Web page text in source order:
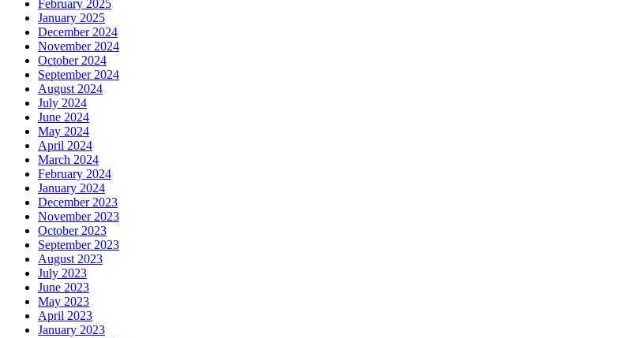
February 2025
January 2025
December 2024
November 2024
October 2024
September 2024
August 2024
July 2024
June 2024
May 2024
April 2024
March 2024
February 2024
January 2024
December 2023
November 2023
October 2023
September 2023
August 2023
July 2023
June 2023
May 2023
April 2023
January 2023